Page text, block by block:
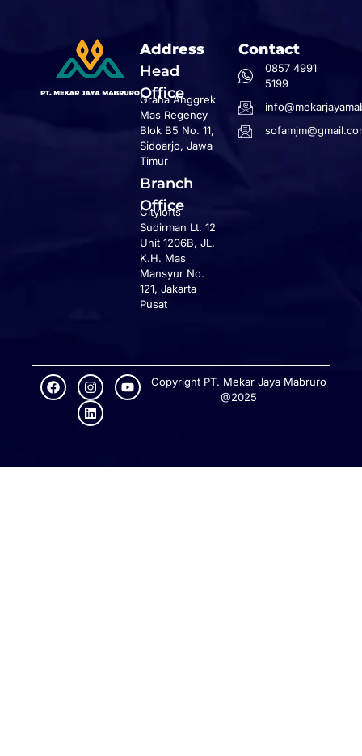
Address
Head
Office
Graha Anggrek
Mas Regency
Blok B5 No. 11,
Sidoarjo, Jawa
Timur
Branch
Office
Citylofts
Sudirman Lt. 12
Unit 1206B, JL.
K.H. Mas
Mansyur No.
121, Jakarta
Pusat
Contact
0857 4991
5199
Copyright PT. Mekar Jaya Mabruro
@2025